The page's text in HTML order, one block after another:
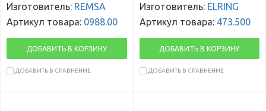
Изготовитель: REMSA
Артикул товара: 0988.00
ДОБАВИТЬ В КОРЗИНУ
ДОБАВИТЬ В СРАВНЕНИЕ
Изготовитель: ELRING
Артикул товара: 473.500
ДОБАВИТЬ В КОРЗИНУ
ДОБАВИТЬ В СРАВНЕНИЕ